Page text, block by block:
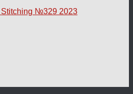
Stitching №329 2023